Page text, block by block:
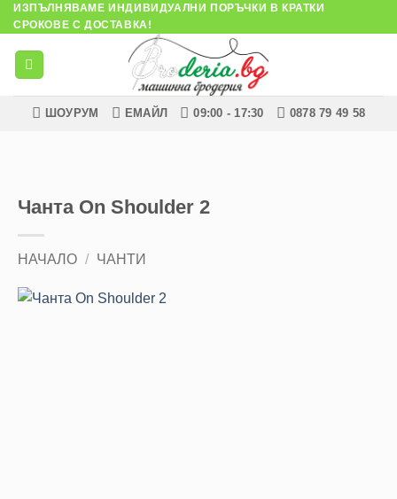
Skip
to
content
ИЗПЪЛНЯВАМЕ ИНДИВИДУАЛНИ ПОРЪЧКИ В КРАТКИ
СРОКОВЕ С ДОСТАВКА!
ШОУРУМ ЕМАЙЛ 09:00 - 17:30 0878 79 49 58
Чанта On Shoulder 2
НАЧАЛО / ЧАНТИ